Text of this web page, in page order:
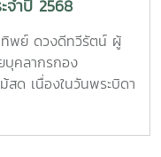
จำปี 2568
พย์ ดวงดีทวีรัตน์ ผู้
บุคลากรกอง
ด เนื่องในวันพระบิดา
มชนกาธิเบศร มหา